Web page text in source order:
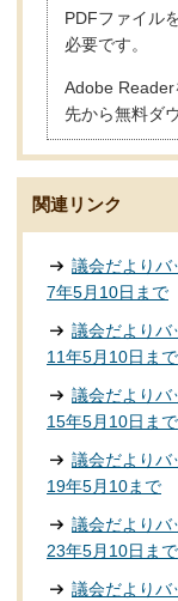
PDFファイル
必要です。
Adobe Reader
先から無料ダ
関連リンク
議会だより
7年5月10日まで
議会だより
11年5月10日まで
議会だより
15年5月10日まで
議会だより
19年5月10まで
議会だより
23年5月10日まで
議会だより